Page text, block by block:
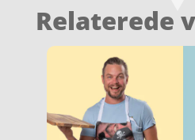
Relaterede